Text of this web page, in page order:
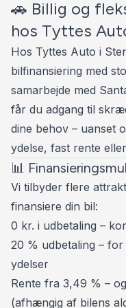
✅ AUTOPILOT (
✅ ADAPTIV
✅ FULD LED
✅
✅ AUTOMATISK
✅ 19" ALUFÆLGE
✅ AFTAG. TRÆK -
✅ DASHCAM 📸
✅ BAKKAMERA 📸
✅ 360°
✅ NØGLEFRI
✅ 8 UDVENDIGE
✅ 15"
✅ DIGITALT COCKPIT
✅ DAB RADIO 🎶
🚗 Billig og
hos Tyttes
Hos Tyttes Auto i
bilfinansiering med
samarbejde med
får du adgang til
dine behov – uanset
ydelse, fast rente
📊
Vi tilbyder flere
finansiere din bil:
0 kr. i udbetaling –
20 % udbetaling –
ydelser
Rente fra 3,49 % –
(afhængig af bilens